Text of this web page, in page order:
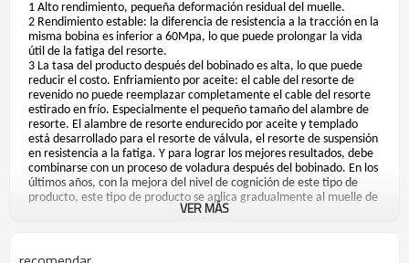
1 Alto rendimiento, pequeña deformación residual del muelle.
2 Rendimiento estable: la diferencia de resistencia a la tracción en la
misma bobina es inferior a 60Mpa, lo que puede prolongar la vida
útil de la fatiga del resorte.
3 La tasa del producto después del bobinado es alta, lo que puede
reducir el costo. Enfriamiento por aceite: el cable del resorte de
revenido no puede reemplazar completamente el cable del resorte
estirado en frío. Especialmente el pequeño tamaño del alambre de
resorte. El alambre de resorte endurecido por aceite y templado
está desarrollado para el resorte de válvula, el resorte de suspensión
en resistencia a la fatiga. Y para lograr los mejores resultados, debe
combinarse con un proceso de voladura después del bobinado. En los
últimos años, con la mejora del nivel de cognición de este tipo de
producto, este tipo de producto se aplica gradualmente al muelle de
embrague y al aparejo de automóviles.
VER MÁS